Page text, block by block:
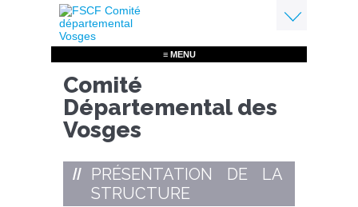
Aller
au
contenu
principal
≡ MENU
Comité
Départemental des
Vosges
PRÉSENTATION DE LA
STRUCTURE